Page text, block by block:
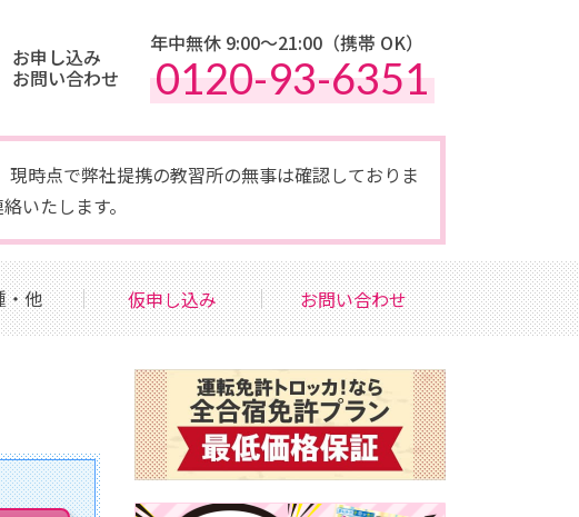
お申し込み
お問い合わせ
年中無休 9:00〜21:00（携帯 OK）
0120-93-6351
時点で弊社提携の教習所の無事は確認しておりま
いたします。
・他 仮申し込み お問い合わせ